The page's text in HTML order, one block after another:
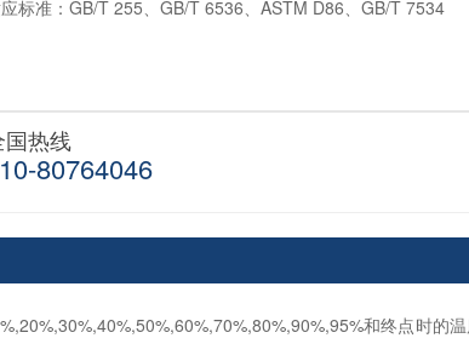
标准：GB/T 255、GB/T 6536、ASTM D86、GB/T 7534
国热线
80764046
和终点时的